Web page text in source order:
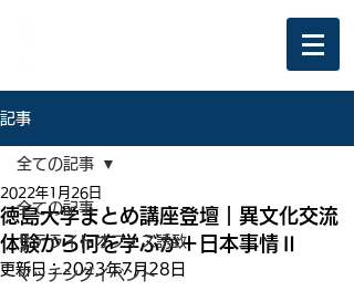
記事
全ての記事
サテライトオフィス誘致
マッチングイベント
全ての記事
徳島大学まとめ講座登壇｜異文化交流
体験から何を学ぶか＋日本事情Ⅱ
2022年1月26日
更新日：2023年7月28日